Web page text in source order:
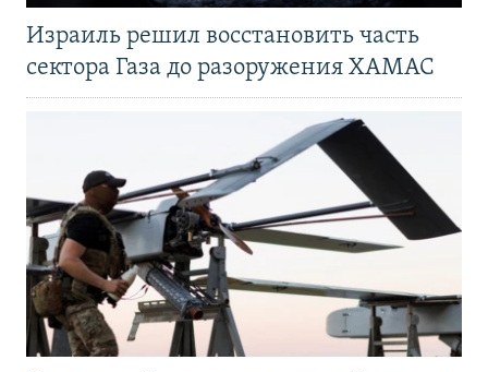
Израиль решил восстановить часть
сектора Газа до разоружения ХАМАС